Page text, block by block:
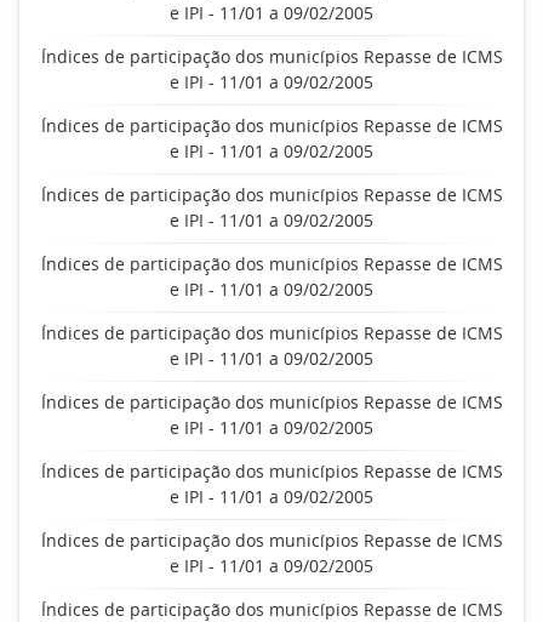
e IPI - 11/01 a 09/02/2005
Índices de participação dos municípios Repasse de ICMS
e IPI - 11/01 a 09/02/2005
Índices de participação dos municípios Repasse de ICMS
e IPI - 11/01 a 09/02/2005
Índices de participação dos municípios Repasse de ICMS
e IPI - 11/01 a 09/02/2005
Índices de participação dos municípios Repasse de ICMS
e IPI - 11/01 a 09/02/2005
Índices de participação dos municípios Repasse de ICMS
e IPI - 11/01 a 09/02/2005
Índices de participação dos municípios Repasse de ICMS
e IPI - 11/01 a 09/02/2005
Índices de participação dos municípios Repasse de ICMS
e IPI - 11/01 a 09/02/2005
Índices de participação dos municípios Repasse de ICMS
e IPI - 11/01 a 09/02/2005
Índices de participação dos municípios Repasse de ICMS